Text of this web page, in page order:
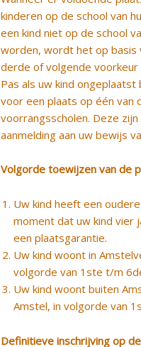
kinderen op de school van
een kind niet op de school
worden, wordt het op basis
derde of volgende voorkeur
Pas als uw kind
voor een plaats op één van
voorrangsscholen. Deze
aanmelding aan uw bewijs
Volgorde toewijzen van de
Uw kind heeft een
moment dat uw kind vier
een plaatsgarantie.
Uw kind woont in
volgorde van 1ste t/m
Uw kind woont buiten
Amstel, in volgorde van
Definitieve inschrijving op